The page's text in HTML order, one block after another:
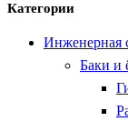
Категории
Инженерная
Баки и